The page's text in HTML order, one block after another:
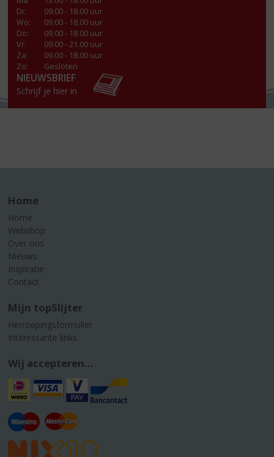
Di:
09.00 - 18.00 uur
Wo:
09.00 - 18.00 uur
Do:
09.00 - 18.00 uur
Vr:
09.00 - 21.00 uur
Za:
09.00 - 18.00 uur
Zo:
Gesloten
NIEUWSBRIEF
Schrijf je hier in
Home
Home
Webshop
Over ons
Nieuws
Inspiratie
Contact
Mijn topSlijter
Herroepingsformulier
Interessante links
Wij accepteren...